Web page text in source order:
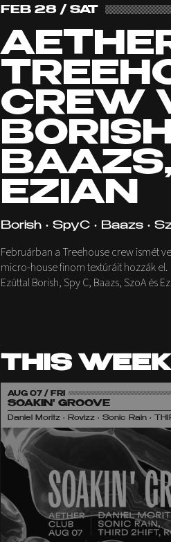
FEB 28 / SAT
CREW
EZIAN
Borish • SpyC • Baazs •
Februárban a Treehouse crew ismét
micro-house finom textúráit hozzák el.
Ezúttal Borish, Spy C, Baazs, SzoA és
THIS WEEK
AUG 07 / FRI
SOAKIN' GROOVE
Daniel Moritz • Rovizz • Sonic Rain •